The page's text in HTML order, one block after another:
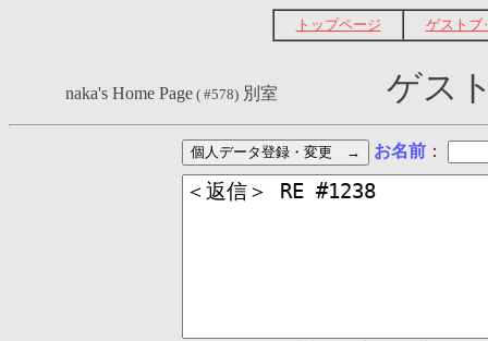
トップページ ゲストブ
naka's Home Page( #578)別室 ゲスト
お名前 ：